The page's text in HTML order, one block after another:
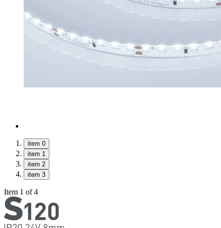
item 0
item 1
item 2
item 3
Item 1 of 4